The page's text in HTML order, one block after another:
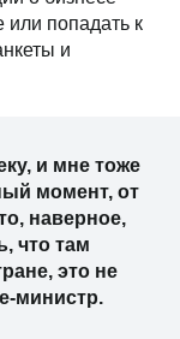
или попадать к
и
и мне тоже
момент, от
наверное,
что там
это не
министр.